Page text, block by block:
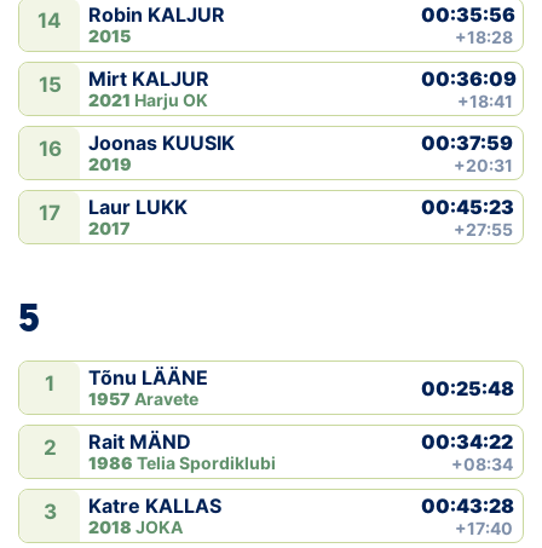
14 Robin KALJUR
2015
00:35:56
+18:28
15 Mirt KALJUR
2021 Harju OK
00:36:09
+18:41
16 Joonas KUUSIK
2019
00:37:59
+20:31
17 Laur LUKK
2017
00:45:23
+27:55
5
1 Tõnu LÄÄNE
1957 Aravete 00:25:48
2 Rait MÄND
1986 Telia Spordiklubi
00:34:22
+08:34
3 Katre KALLAS
2018 JOKA
00:43:28
+17:40